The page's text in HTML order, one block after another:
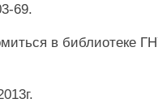
69.
в библиотеке